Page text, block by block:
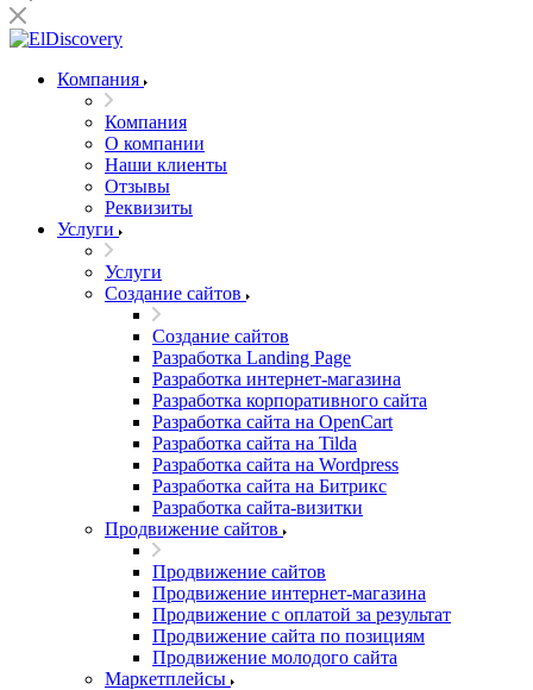
Компания
Компания
О компании
Наши клиенты
Отзывы
Реквизиты
Услуги
Услуги
Создание сайтов
Создание сайтов
Разработка Landing Page
Разработка интернет-магазина
Разработка корпоративного сайта
Разработка сайта на OpenCart
Разработка сайта на Tilda
Разработка сайта на Wordpress
Разработка сайта на Битрикс
Разработка сайта-визитки
Продвижение сайтов
Продвижение сайтов
Продвижение интернет-магазина
Продвижение с оплатой за результат
Продвижение сайта по позициям
Продвижение молодого сайта
Маркетплейсы